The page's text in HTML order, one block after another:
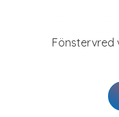
Fönstervred